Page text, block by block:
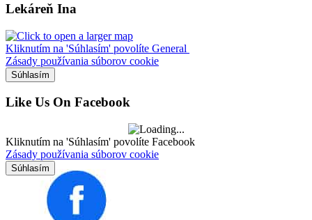
Lekáreň Ina
Kliknutím na 'Súhlasím' povolíte General
Zásady používania súborov cookie
Súhlasím
Like Us On Facebook
Kliknutím na 'Súhlasím' povolíte Facebook
Zásady používania súborov cookie
Súhlasím